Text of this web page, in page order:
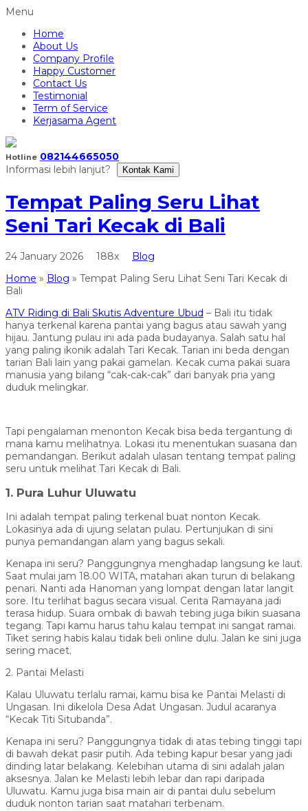
Menu
Home
About Us
Company Profile
Happy Customer
Contact Us
Testimonial
Term of Service
Kerjasama Agent
Hotline 082144665050
Informasi lebih lanjut?
Kontak Kami
Tempat Paling Seru Lihat
Seni Tari Kecak di Bali
24 January 2026 188x
Blog
Home » Blog » Tempat Paling Seru Lihat Seni Tari Kecak di
Bali
ATV Riding di Bali Skutis Adventure Ubud – Bali itu tidak
hanya terkenal karena pantai yang bagus atau sawah yang
hijau. Jantung pulau ini ada pada budayanya. Salah satu hal
yang paling ikonik adalah Tari Kecak. Tarian ini beda dengan
tarian Bali lain yang pakai gamelan. Kecak cuma pakai suara
manusia yang bilang “cak-cak-cak” dari banyak pria yang
duduk melingkar.
Tapi pengalaman menonton Kecak bisa beda tergantung di
mana kamu melihatnya. Lokasi itu menentukan suasana dan
pemandangan. Berikut adalah ulasan tentang tempat paling
seru untuk melihat Tari Kecak di Bali.
1. Pura Luhur Uluwatu
Ini adalah tempat paling terkenal buat nonton Kecak.
Lokasinya ada di ujung selatan pulau. Pertunjukan di sini
punya pemandangan alam yang bagus sekali.
Kenapa ini seru? Panggungnya menghadap langsung ke laut.
Saat mulai jam 18.00 WITA, matahari akan turun di belakang
penari. Nanti ada Hanoman yang lompat dengan latar langit
sore. Itu terlihat bagus secara visual. Cerita Ramayana jadi
terasa hidup. Suara ombak di bawah tebing juga bikin suasana
tegang. Tapi kamu harus tahu kalau tempat ini sangat ramai.
Tiket sering habis kalau tidak beli online dulu. Jalan ke sini juga
sering macet.
2. Pantai Melasti
Kalau Uluwatu terlalu ramai, kamu bisa ke Pantai Melasti di
Ungasan. Ini dikelola Desa Adat Ungasan. Judul acaranya
“Kecak Titi Situbanda”.
Kenapa ini seru? Panggungnya tidak di atas tebing tinggi tapi
di bawah dekat pasir putih. Ada tebing kapur besar yang jadi
dinding latar belakang. Kelebihan utama di sini adalah jalan
aksesnya. Jalan ke Melasti lebih lebar dan rapi daripada
Uluwatu. Kamu juga bisa main air di pantai dulu sebelum
duduk nonton tarian saat matahari terbenam.